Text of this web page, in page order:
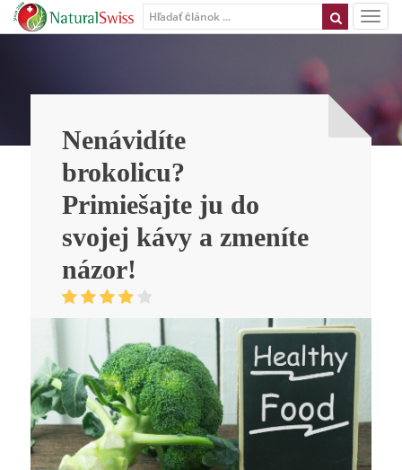
Nenávidíte
brokolicu?
Primiešajte ju do
svojej kávy a zmeníte
názor!